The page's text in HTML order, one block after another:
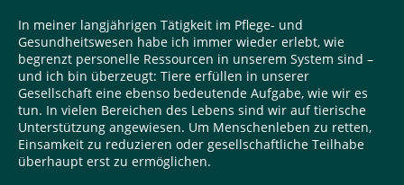
In meiner langjährigen Tätigkeit im Pflege- und
Gesundheitswesen habe ich immer wieder erlebt, wie
begrenzt personelle Ressourcen in unserem System sind –
und ich bin überzeugt: Tiere erfüllen in unserer
Gesellschaft eine ebenso bedeutende Aufgabe, wie wir es
tun. In vielen Bereichen des Lebens sind wir auf tierische
Unterstützung angewiesen. Um Menschenleben zu retten,
Einsamkeit zu reduzieren oder gesellschaftliche Teilhabe
überhaupt erst zu ermöglichen.